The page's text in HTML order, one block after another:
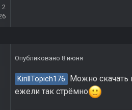
2
Опубликовано 8 июня
KirillTopich176
Можно скачать
ежели так стрёмно